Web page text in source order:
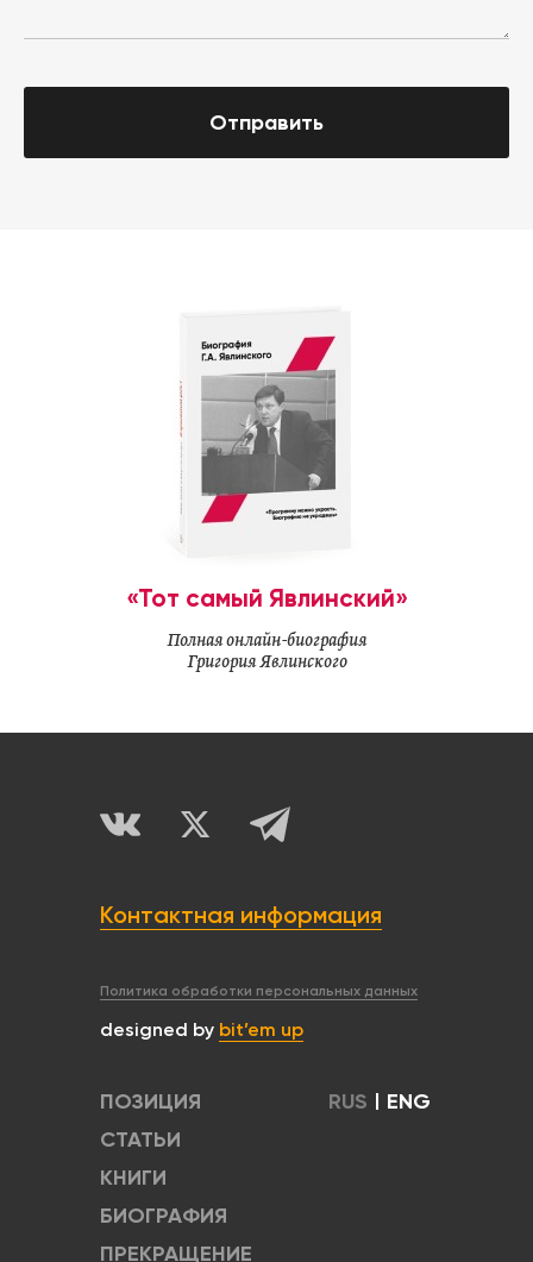
Отправить
«Тот самый Явлинский»
Полная онлайн-биография
Григория Явлинского
Контактная информация
Политика обработки персональных данных
designed by bit’em up
ПОЗИЦИЯ
СТАТЬИ
КНИГИ
БИОГРАФИЯ
ПРЕКРАЩЕНИЕ
RUS | ENG